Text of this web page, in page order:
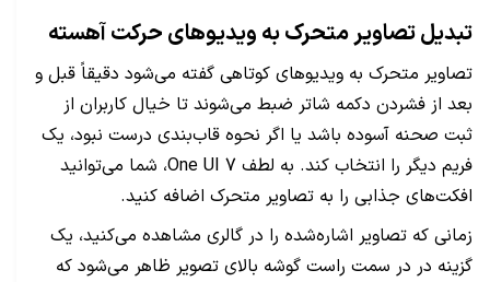
تبدیل تصاویر متحرک به ویدیو‌های حرکت آهسته
تصاویر متحرک به ویدیو‌های کوتاهی گفته می‌شود دقیقاً قبل و
بعد از فشردن دکمه شاتر ضبط می‌شوند تا خیال کاربران از
ثبت صحنه آسوده باشد یا اگر نحوه قاب‌بندی درست نبود، یک
فریم دیگر را انتخاب کند. به لطف One UI 7، شما می‌توانید
افکت‌های جذابی را به تصاویر متحرک اضافه کنید.
زمانی که تصاویر اشاره‌شده را در گالری مشاهده می‌کنید، یک
گزینه در در سمت راست گوشه بالای تصویر ظاهر می‌شود که